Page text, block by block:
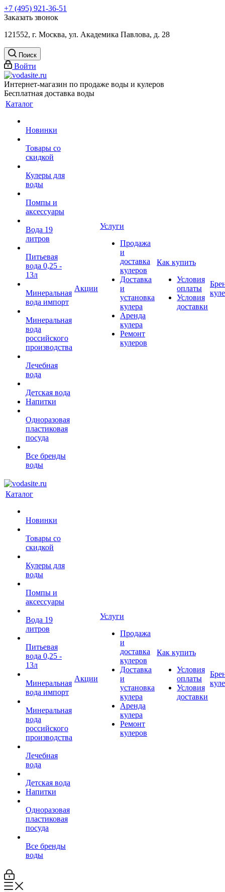
+7 (495) 921-36-51
Заказать звонок
121552, г. Москва, ул. Академика Павлова, д. 28
Поиск
Войти
Интернет-магазин по продаже воды и кулеров
Бесплатная доставка воды
Каталог
Новинки
Товары со
скидкой
Кулеры для
воды
Помпы и
аксессуары
Вода 19
литров
Питьевая
вода 0,25 -
13л
Минеральная
вода импорт
Минеральная
вода
российского
производства
Лечебная
вода
Детская вода
Напитки
Одноразовая
пластиковая
посуда
Все бренды
воды
Акции
Услуги
Продажа
и
доставка
кулеров
Доставка
и
установка
кулера
Аренда
кулера
Ремонт
кулеров
Как купить
Условия
оплаты
Условия
доставки
Каталог
Новинки
Товары со
скидкой
Кулеры для
воды
Помпы и
аксессуары
Вода 19
литров
Питьевая
вода 0,25 -
13л
Минеральная
вода импорт
Минеральная
вода
российского
производства
Лечебная
вода
Детская вода
Напитки
Одноразовая
пластиковая
посуда
Все бренды
воды
Акции
Услуги
Продажа
и
доставка
кулеров
Доставка
и
установка
кулера
Аренда
кулера
Ремонт
кулеров
Как купить
Условия
оплаты
Условия
доставки